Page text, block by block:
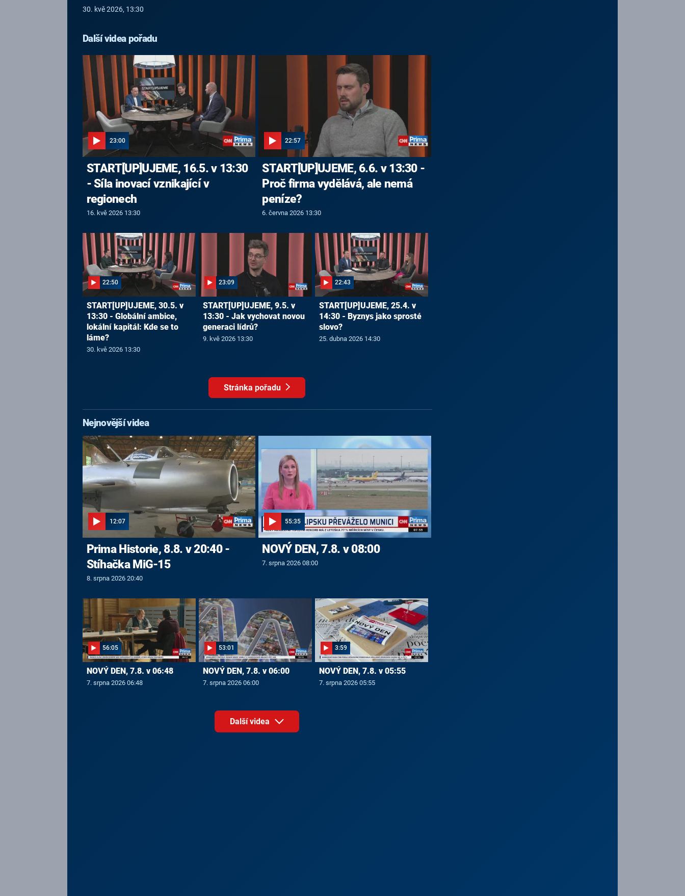
30. kvě 2026, 13:30
Další videa pořadu
23:00
START[UP]UJEME, 16.5. v 13:30
- Síla inovací vznikající v
regionech
16. kvě 2026 13:30
22:57
START[UP]UJEME, 6.6. v 13:30 -
Proč firma vydělává, ale nemá
peníze?
6. června 2026 13:30
22:50
START[UP]UJEME, 30.5. v
13:30 - Globální ambice,
lokální kapitál: Kde se to
láme?
30. kvě 2026 13:30
23:09
START[UP]UJEME, 9.5. v
13:30 - Jak vychovat novou
generaci lídrů?
9. kvě 2026 13:30
22:43
START[UP]UJEME, 25.4. v
14:30 - Byznys jako sprosté
slovo?
25. dubna 2026 14:30
Stránka pořadu
Nejnovější videa
12:07
Prima Historie, 8.8. v 20:40 -
Stíhačka MiG-15
8. srpna 2026 20:40
55:35
NOVÝ DEN, 7.8. v 08:00
7. srpna 2026 08:00
56:05
NOVÝ DEN, 7.8. v 06:48
7. srpna 2026 06:48
53:01
NOVÝ DEN, 7.8. v 06:00
7. srpna 2026 06:00
3:59
NOVÝ DEN, 7.8. v 05:55
7. srpna 2026 05:55
Další videa